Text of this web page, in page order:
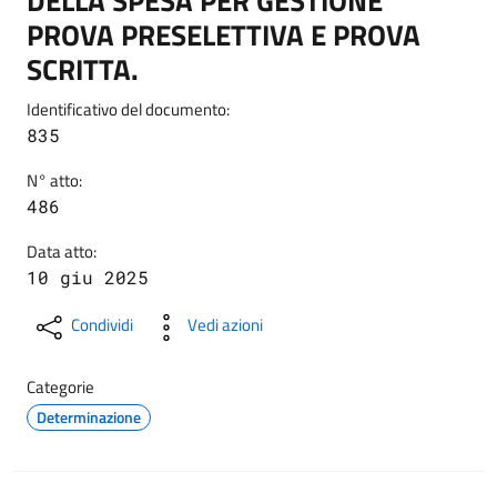
PROVA PRESELETTIVA E PROVA
SCRITTA.
Identificativo del documento:
835
N° atto:
486
Data atto:
10 giu 2025
Condividi Vedi azioni
Categorie
Determinazione